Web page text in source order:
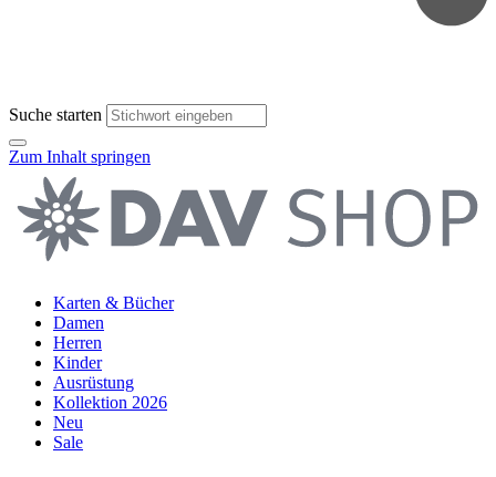
Suche starten
Zum Inhalt springen
Karten & Bücher
Damen
Herren
Kinder
Ausrüstung
Kollektion 2026
Neu
Sale